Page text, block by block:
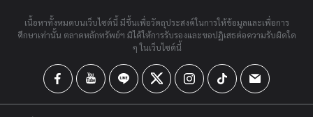
เนื้อหาทั้งหมดบนเว็บไซต์นี้ มีขึ้นเพื่อวัตถุประสงค์ในการให้ข้อมูลและเพื่อการ
ศึกษาเท่านั้น ตลาดหลักทรัพย์ฯ มิได้ให้การรับรองและขอปฏิเสธต่อความรับผิดใด
ๆ ในเว็บไซต์นี้